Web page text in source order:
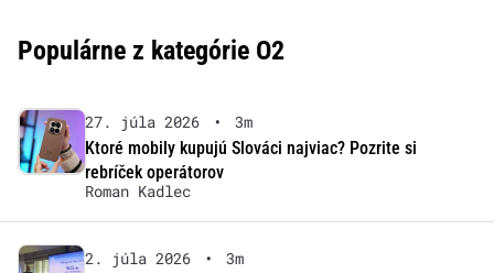
Populárne z kategórie O2
27. júla 2026 •
3m
Ktoré mobily kupujú Slováci najviac? Pozrite si
rebríček operátorov
Roman Kadlec
2. júla 2026 •
3m